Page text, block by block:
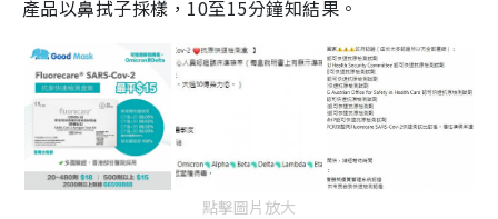
產品以鼻拭子採樣，10至15分鐘知結果。
點擊圖片放大